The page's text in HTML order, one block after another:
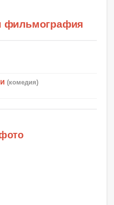
фильмография
(комедия)